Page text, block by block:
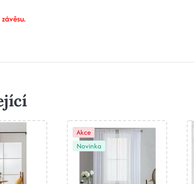
Akce
Novinka